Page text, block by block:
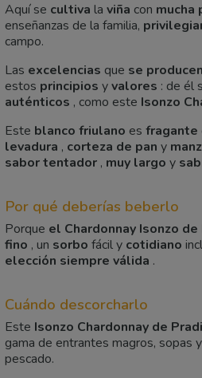
Aquí se cultiva la viña con mucha
enseñanzas de la familia,
campo.
Las excelencias que se producen
estos principios yvalores : de él
auténticos , como este Isonzo
Este blanco friulano es fragante
levadura , corteza de pan y
sabor tentador , muy largo y
Por qué deberías beberlo
Porque el Chardonnay Isonzo de
fino , un sorbo fácil y cotidiano
elección siempre válida .
Cuándo descorcharlo
Este Isonzo Chardonnay de
gama de entrantes magros, sopas
pescado.